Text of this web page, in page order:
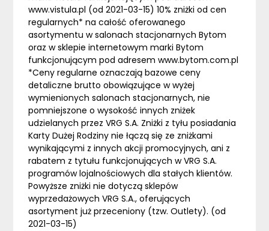
www.vistula.pl (od 2021-03-15) 10% zniżki od cen
regularnych* na całość oferowanego
asortymentu w salonach stacjonarnych Bytom
oraz w sklepie internetowym marki Bytom
funkcjonującym pod adresem www.bytom.com.pl
*Ceny regularne oznaczają bazowe ceny
detaliczne brutto obowiązujące w wyżej
wymienionych salonach stacjonarnych, nie
pomniejszone o wysokość innych zniżek
udzielanych przez VRG S.A. Zniżki z tyłu posiadania
Karty Dużej Rodziny nie łączą się ze zniżkami
wynikającymi z innych akcji promocyjnych, ani z
rabatem z tytułu funkcjonujących w VRG S.A.
programów lojalnościowych dla stałych klientów.
Powyższe zniżki nie dotyczą sklepów
wyprzedażowych VRG S.A., oferujących
asortyment już przeceniony (tzw. Outlety). (od
2021-03-15)